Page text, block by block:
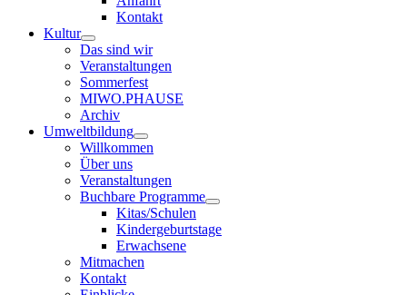
Kontakt
Kultur
Das sind wir
Veranstaltungen
Sommerfest
MIWO.PHAUSE
Archiv
Umweltbildung
Willkommen
Über uns
Veranstaltungen
Buchbare Programme
Kitas/Schulen
Kindergeburtstage
Erwachsene
Mitmachen
Kontakt